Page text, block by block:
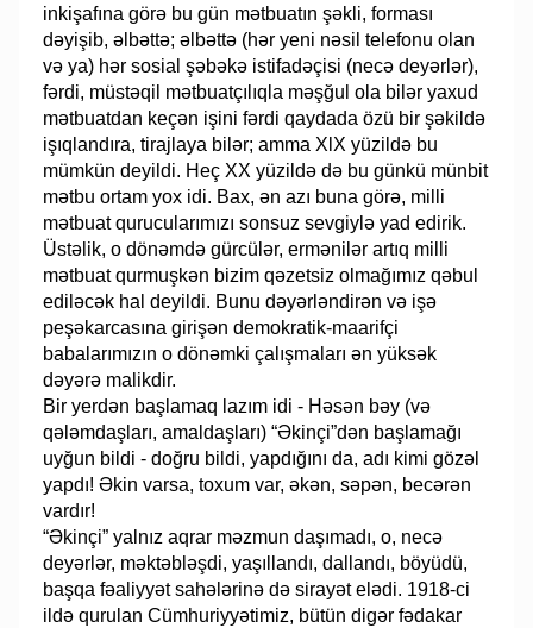
inkişafına görə bu gün mətbuatın şəkli, forması
dəyişib, əlbəttə; əlbəttə (hər yeni nəsil telefonu olan
və ya) hər sosial şəbəkə istifadəçisi (necə deyərlər),
fərdi, müstəqil mətbuatçılıqla məşğul ola bilər yaxud
mətbuatdan keçən işini fərdi qaydada özü bir şəkildə
işıqlandıra, tirajlaya bilər; amma XlX yüzildə bu
mümkün deyildi. Heç XX yüzildə də bu günkü münbit
mətbu ortam yox idi. Bax, ən azı buna görə, milli
mətbuat qurucularımızı sonsuz sevgiylə yad edirik.
Üstəlik, o dönəmdə gürcülər, ermənilər artıq milli
mətbuat qurmuşkən bizim qəzetsiz olmağımız qəbul
ediləcək hal deyildi. Bunu dəyərləndirən və işə
peşəkarcasına girişən demokratik-maarifçi
babalarımızın o dönəmki çalışmaları ən yüksək
dəyərə malikdir.
Bir yerdən başlamaq lazım idi - Həsən bəy (və
qələmdaşları, amaldaşları) “Əkinçi”dən başlamağı
uyğun bildi - doğru bildi, yapdığını da, adı kimi gözəl
yapdı! Əkin varsa, toxum var, əkən, səpən, becərən
vardır!
“Əkinçi” yalnız aqrar məzmun daşımadı, o, necə
deyərlər, məktəbləşdi, yaşıllandı, dallandı, böyüdü,
başqa fəaliyyət sahələrinə də sirayət elədi. 1918-ci
ildə qurulan Cümhuriyyətimiz, bütün digər fədakar